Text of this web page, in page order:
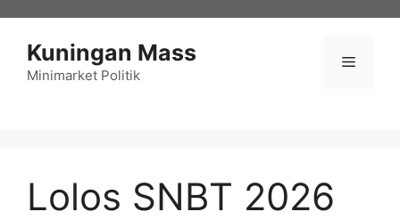
Kuningan Mass
Minimarket Politik
Menu
Lolos SNBT 2026